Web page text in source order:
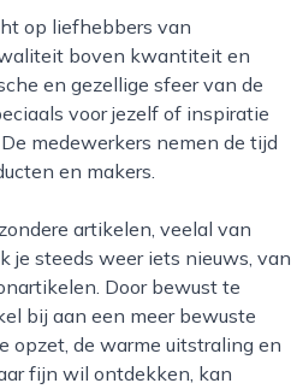
boven kwantiteit en
en gezellige sfeer van de
voor jezelf of inspiratie
medewerkers nemen de tijd
en makers.
je steeds weer iets nieuws, van
Door bewust te
bij aan een meer bewuste
opzet, de warme uitstraling en
fijn wil ontdekken, kan